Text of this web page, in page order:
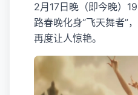
2月17日晚（即今晚）
路春晚化身“飞天舞者”
再度让人惊艳。